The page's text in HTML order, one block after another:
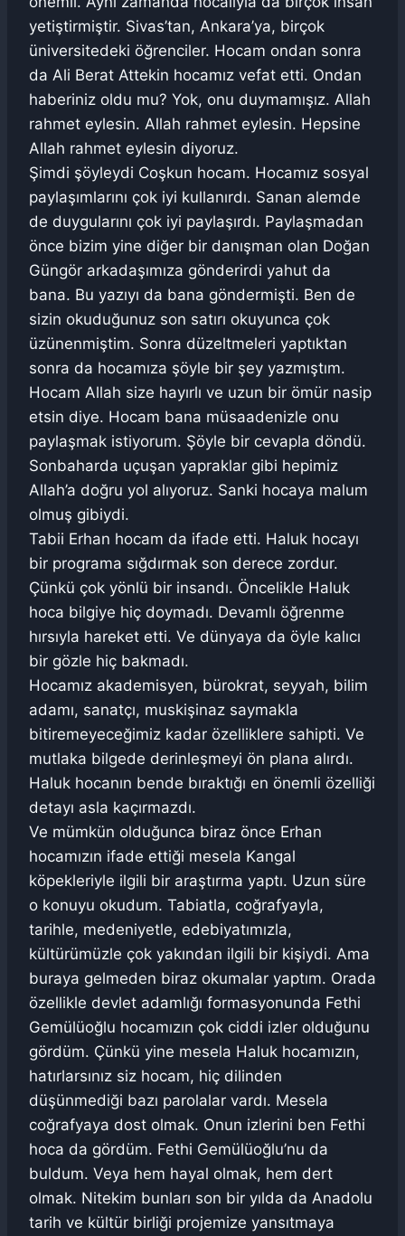
yetiştirmiştir. Sivas’tan, Ankara’ya, birçok
üniversitedeki öğrenciler. Hocam ondan sonra
da Ali Berat Attekin hocamız vefat etti. Ondan
haberiniz oldu mu? Yok, onu duymamışız. Allah
rahmet eylesin. Allah rahmet eylesin. Hepsine
Allah rahmet eylesin diyoruz.
Şimdi şöyleydi Coşkun hocam. Hocamız sosyal
paylaşımlarını çok iyi kullanırdı. Sanan alemde
de duygularını çok iyi paylaşırdı. Paylaşmadan
önce bizim yine diğer bir danışman olan Doğan
Güngör arkadaşımıza gönderirdi yahut da
bana. Bu yazıyı da bana göndermişti. Ben de
sizin okuduğunuz son satırı okuyunca çok
üzünenmiştim. Sonra düzeltmeleri yaptıktan
sonra da hocamıza şöyle bir şey yazmıştım.
Hocam Allah size hayırlı ve uzun bir ömür nasip
etsin diye. Hocam bana müsaadenizle onu
paylaşmak istiyorum. Şöyle bir cevapla döndü.
Sonbaharda uçuşan yapraklar gibi hepimiz
Allah’a doğru yol alıyoruz. Sanki hocaya malum
olmuş gibiydi.
Tabii Erhan hocam da ifade etti. Haluk hocayı
bir programa sığdırmak son derece zordur.
Çünkü çok yönlü bir insandı. Öncelikle Haluk
hoca bilgiye hiç doymadı. Devamlı öğrenme
hırsıyla hareket etti. Ve dünyaya da öyle kalıcı
bir gözle hiç bakmadı.
Hocamız akademisyen, bürokrat, seyyah, bilim
adamı, sanatçı, muskişinaz saymakla
bitiremeyeceğimiz kadar özelliklere sahipti. Ve
mutlaka bilgede derinleşmeyi ön plana alırdı.
Haluk hocanın bende bıraktığı en önemli özelliği
detayı asla kaçırmazdı.
Ve mümkün olduğunca biraz önce Erhan
hocamızın ifade ettiği mesela Kangal
köpekleriyle ilgili bir araştırma yaptı. Uzun süre
o konuyu okudum. Tabiatla, coğrafyayla,
tarihle, medeniyetle, edebiyatımızla,
kültürümüzle çok yakından ilgili bir kişiydi. Ama
buraya gelmeden biraz okumalar yaptım. Orada
özellikle devlet adamlığı formasyonunda Fethi
Gemülüoğlu hocamızın çok ciddi izler olduğunu
gördüm. Çünkü yine mesela Haluk hocamızın,
hatırlarsınız siz hocam, hiç dilinden
düşünmediği bazı parolalar vardı. Mesela
coğrafyaya dost olmak. Onun izlerini ben Fethi
hoca da gördüm. Fethi Gemülüoğlu’nu da
buldum. Veya hem hayal olmak, hem dert
olmak. Nitekim bunları son bir yılda da Anadolu
tarih ve kültür birliği projemize yansıtmaya